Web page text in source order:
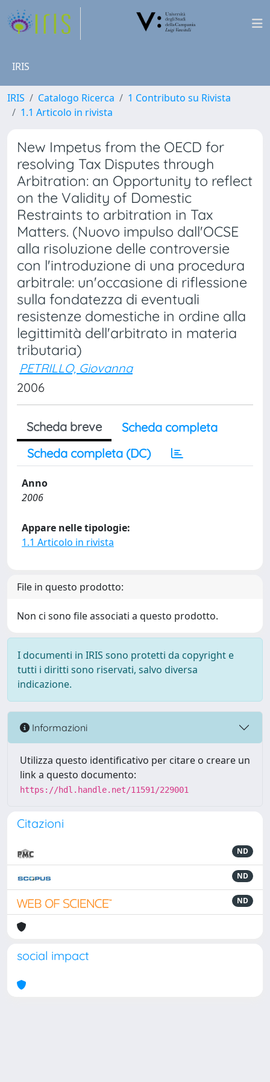
IRIS
IRIS Catalogo Ricerca
1 Contributo su Rivista
1.1 Articolo in rivista
New Impetus from the OECD for
resolving Tax Disputes through
Arbitration: an Opportunity to reflect
on the Validity of Domestic
Restraints to arbitration in Tax
Matters. (Nuovo impulso dall'OCSE
alla risoluzione delle controversie
con l'introduzione di una procedura
arbitrale: un'occasione di riflessione
sulla fondatezza di eventuali
resistenze domestiche in ordine alla
legittimità dell'arbitrato in materia
tributaria)
PETRILLO, Giovanna
2006
Scheda breve
Scheda completa
Scheda completa (DC)
Anno
2006
Appare nelle tipologie:
1.1 Articolo in rivista
File in questo prodotto:
Non ci sono file associati a questo prodotto.
I documenti in IRIS sono protetti da copyright e
tutti i diritti sono riservati, salvo diversa
indicazione.
Informazioni
Utilizza questo identificativo per citare o creare un
link a questo documento:
https://hdl.handle.net/11591/229001
Citazioni
ND
ND
ND
social impact